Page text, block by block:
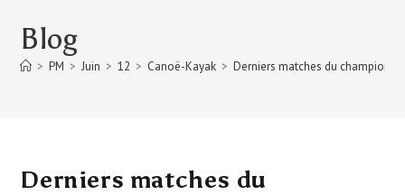
Blog
> PM > Juin > 12 > Canoë-Kayak > Derniers matches du
Derniers matches du